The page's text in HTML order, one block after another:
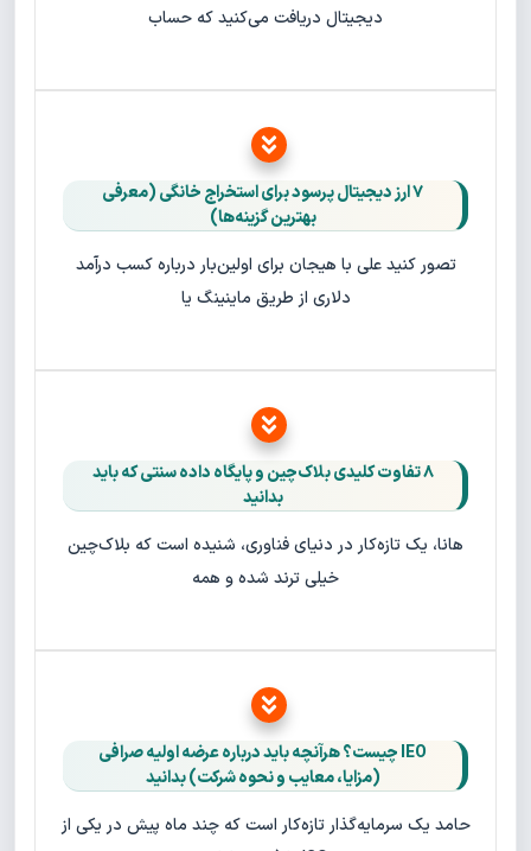
دیجیتال دریافت می‌کنید که حساب
۷ ارز دیجیتال پرسود برای استخراج خانگی (معرفی
بهترین گزینه‌ها)
تصور کنید علی با هیجان برای اولین‌بار درباره کسب درآمد
دلاری از طریق ماینینگ یا
۸ تفاوت کلیدی بلاک‌چین و پایگاه‌ داده سنتی که باید
بدانید
هانا، یک تازه‌کار در دنیای فناوری، شنیده است که بلاک‌چین
خیلی ترند شده و همه
IEO چیست؟ هرآنچه باید درباره عرضه اولیه صرافی
(مزایا، معایب و نحوه شرکت) بدانید
حامد یک سرمایه‌گذار تازه‌کار است که چند ماه پیش در یکی از